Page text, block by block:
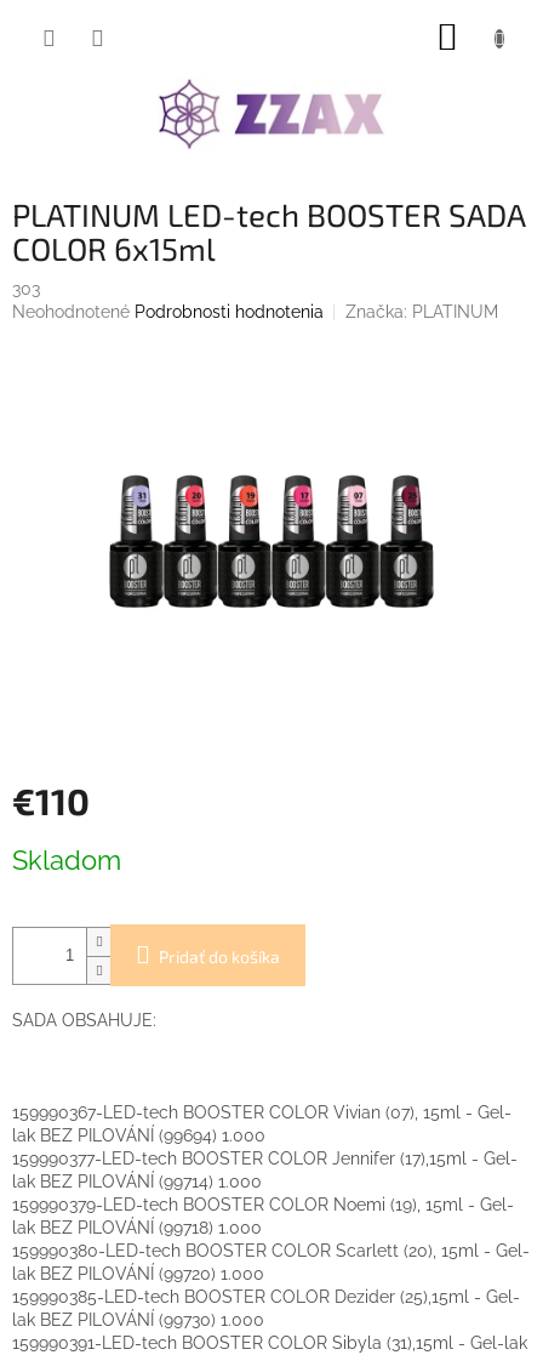
PLATINUM LED-tech BOOSTER SADA
COLOR 6x15ml
303
Priemerné
Neohodnotené Podrobnosti hodnotenia Značka: PLATINUM
€110
cena:
Skladom
Pridať do košíka
SADA OBSAHUJE:
159990367-LED-tech BOOSTER COLOR Vivian (07), 15ml - Gel-
lak BEZ PILOVÁNÍ (99694) 1.000
159990377-LED-tech BOOSTER COLOR Jennifer (17),15ml - Gel-
lak BEZ PILOVÁNÍ (99714) 1.000
159990379-LED-tech BOOSTER COLOR Noemi (19), 15ml - Gel-
lak BEZ PILOVÁNÍ (99718) 1.000
159990380-LED-tech BOOSTER COLOR Scarlett (20), 15ml - Gel-
lak BEZ PILOVÁNÍ (99720) 1.000
159990385-LED-tech BOOSTER COLOR Dezider (25),15ml - Gel-
lak BEZ PILOVÁNÍ (99730) 1.000
159990391-LED-tech BOOSTER COLOR Sibyla (31),15ml - Gel-lak